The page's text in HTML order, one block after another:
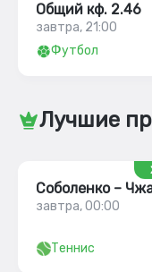
Общий кф. 2.46
завтра, 21:00
Футбол
Лучшие
Соболенко –
завтра, 00:00
Теннис